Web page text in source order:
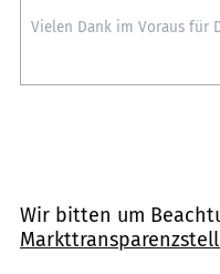
Wir bitten um